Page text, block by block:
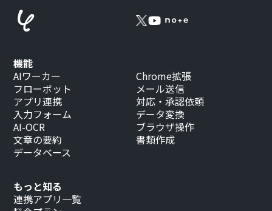
もっと知る
連携アプリ一覧
機能
AIワーカー
フローボット
アプリ連携
入力フォーム
AI-OCR
文章の要約
データベース
Chrome拡張
メール送信
対応・承認依頼
データ変換
ブラウザ操作
書類作成